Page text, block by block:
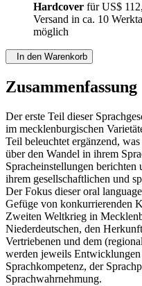
Hardcover fürUS$
Versand in ca. 10
möglich
In den Warenkorb
Zusammenfassung
Der erste Teil dieser
im mecklenburgischen
Teil beleuchtet ergänzend,
über den Wandel in ihrem
Spracheinstellungen berichten
ihrem gesellschaftlichen und
Der Fokus dieser oral
Gefüge von konkurrierenden
Zweiten Weltkrieg in
Niederdeutschen, den
Vertriebenen und dem
werden jeweils
Sprachkompetenz, der
Sprachwahrnehmung.